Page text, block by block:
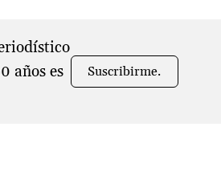
años es
Suscribirme.